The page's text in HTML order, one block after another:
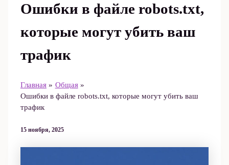
Ошибки в файле robots.txt,
которые могут убить ваш
трафик
Главная
Общая
Ошибки в файле robots.txt, которые могут убить ваш
трафик
15 ноября, 2025